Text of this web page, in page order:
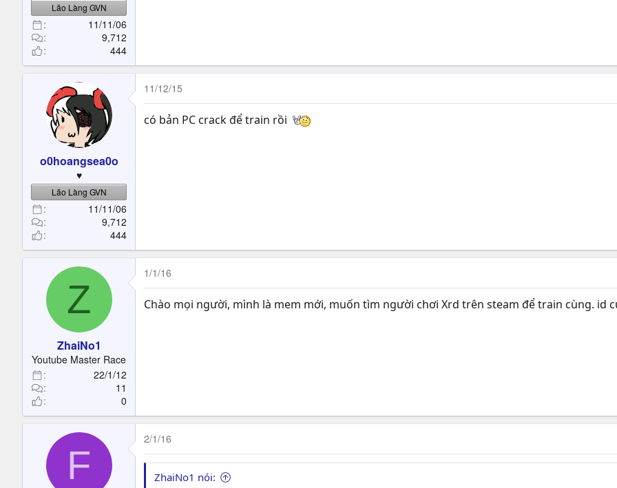
Lão Làng GVN
11/11/06
9,712
444
o0hoangsea0o
♥
Lão Làng GVN
11/11/06
9,712
444
11/12/15
có bản PC crack để train rồi
Z
ZhaiNo1
Youtube Master Race
22/1/12
11
0
1/1/16
Chào mọi người, mình là mem mới, muốn tìm người chơi Xrd trên steam để train cùng. id
F
2/1/16
ZhaiNo1 nói: